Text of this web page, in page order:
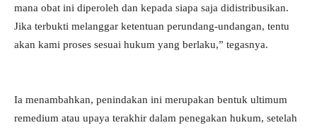
mana obat ini diperoleh dan kepada siapa saja didistribusikan.
Jika terbukti melanggar ketentuan perundang-undangan, tentu
akan kami proses sesuai hukum yang berlaku,” tegasnya.
Ia menambahkan, penindakan ini merupakan bentuk ultimum
remedium atau upaya terakhir dalam penegakan hukum, setelah